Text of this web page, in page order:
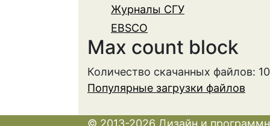
Журналы СГУ
EBSCO
Max count block
Количество скачанных файлов:
Популярные загрузки файлов
© 2013-2026 Дизайн и